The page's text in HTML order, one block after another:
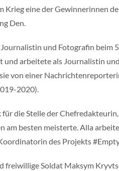
Krieg eine der Gewinnerinnen
Den.
und Fotografin beim
und arbeitete als Journalistin
von einer
2020).
die Stelle der
am besten meisterte. Alla
des Projekts
Soldat Maksym